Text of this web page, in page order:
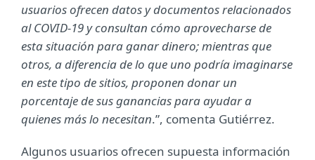
usuarios ofrecen datos y documentos relacionados
al COVID-19 y consultan cómo aprovecharse de
esta situación para ganar dinero; mientras que
otros, a diferencia de lo que uno podría imaginarse
en este tipo de sitios, proponen donar un
porcentaje de sus ganancias para ayudar a
quienes más lo necesitan.”, comenta Gutiérrez.
Algunos usuarios ofrecen supuesta información